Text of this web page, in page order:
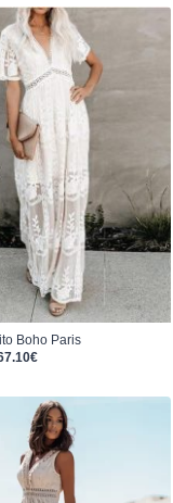
Boho Paris
originale era: 73.19€.
€Il prezzo attuale è: 67.10€.